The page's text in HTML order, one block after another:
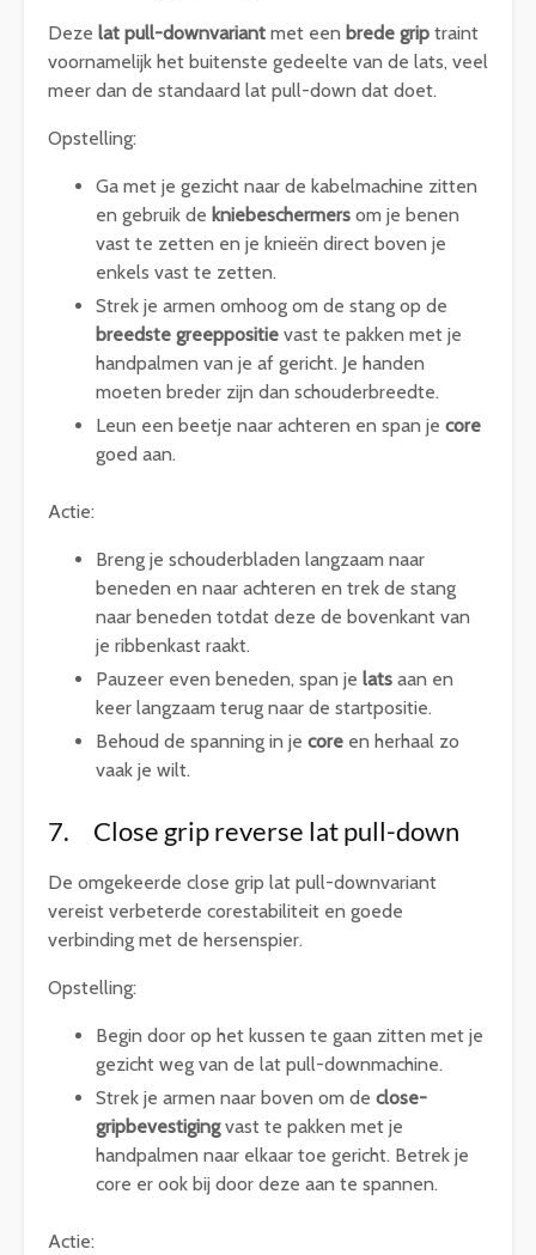
Deze lat pull-downvariant met een brede grip traint
voornamelijk het buitenste gedeelte van de lats, veel
meer dan de standaard lat pull-down dat doet.
Opstelling:
Ga met je gezicht naar de kabelmachine zitten
en gebruik de kniebeschermers om je benen
vast te zetten en je knieën direct boven je
enkels vast te zetten.
Strek je armen omhoog om de stang op de
breedste greeppositie vast te pakken met je
handpalmen van je af gericht. Je handen
moeten breder zijn dan schouderbreedte.
Leun een beetje naar achteren en span je core
goed aan.
Actie:
Breng je schouderbladen langzaam naar
beneden en naar achteren en trek de stang
naar beneden totdat deze de bovenkant van
je ribbenkast raakt.
Pauzeer even beneden, span je lats aan en
keer langzaam terug naar de startpositie.
Behoud de spanning in je core en herhaal zo
vaak je wilt.
7. Close grip reverse lat pull-down
De omgekeerde close grip lat pull-downvariant
vereist verbeterde corestabiliteit en goede
verbinding met de hersenspier.
Opstelling:
Begin door op het kussen te gaan zitten met je
gezicht weg van de lat pull-downmachine.
Strek je armen naar boven om de close-
gripbevestigingvast te pakken met je
handpalmen naar elkaar toe gericht. Betrek je
core er ook bij door deze aan te spannen.
Actie: